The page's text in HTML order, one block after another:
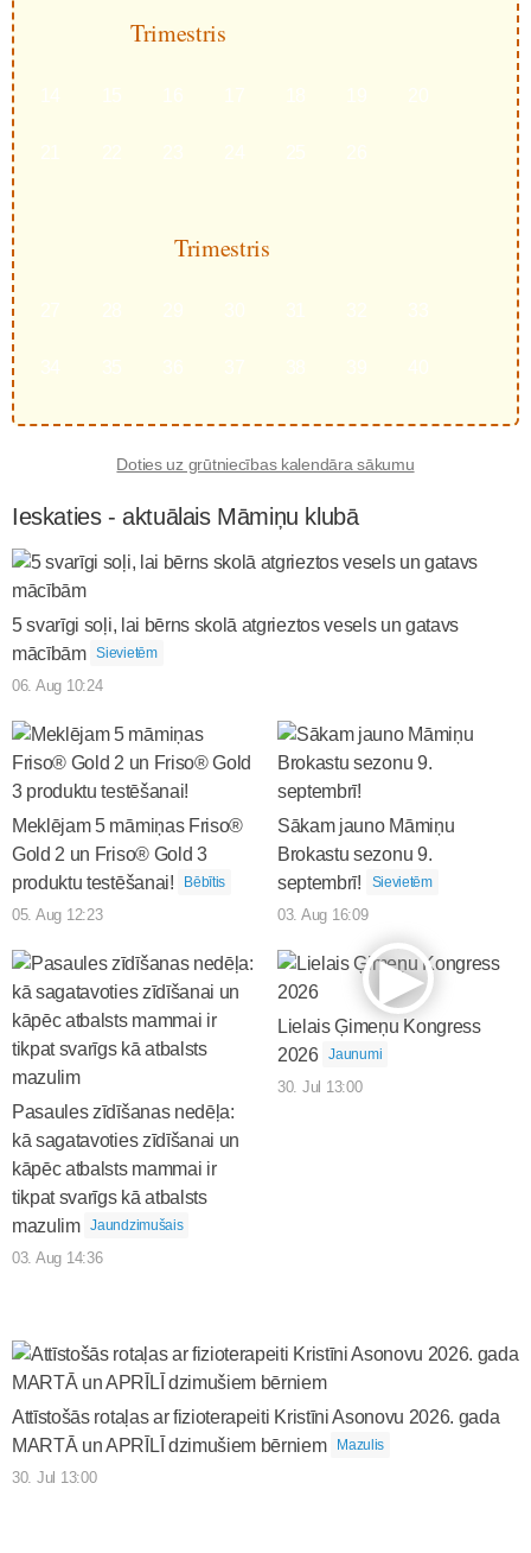
Trimestris
Trimestris
Doties uz grūtniecības kalendāra sākumu
Ieskaties - aktuālais Māmiņu klubā
5 svarīgi soļi, lai bērns skolā atgrieztos vesels un gatavs
mācībām
Sievietēm
06. Aug 10:24
Meklējam 5 māmiņas Friso®
Gold 2 un Friso® Gold 3
produktu testēšanai!
Bēbītis
05. Aug 12:23
Sākam jauno Māmiņu
Brokastu sezonu 9.
septembrī!
Sievietēm
03. Aug 16:09
Pasaules zīdīšanas nedēļa:
kā sagatavoties zīdīšanai un
kāpēc atbalsts mammai ir
tikpat svarīgs kā atbalsts
mazulim
Jaundzimušais
03. Aug 14:36
Lielais Ģimeņu Kongress
2026
Jaunumi
30. Jul 13:00
Attīstošās rotaļas ar fizioterapeiti Kristīni Asonovu 2026. gada
MARTĀ un APRĪLĪ dzimušiem bērniem
Mazulis
30. Jul 13:00